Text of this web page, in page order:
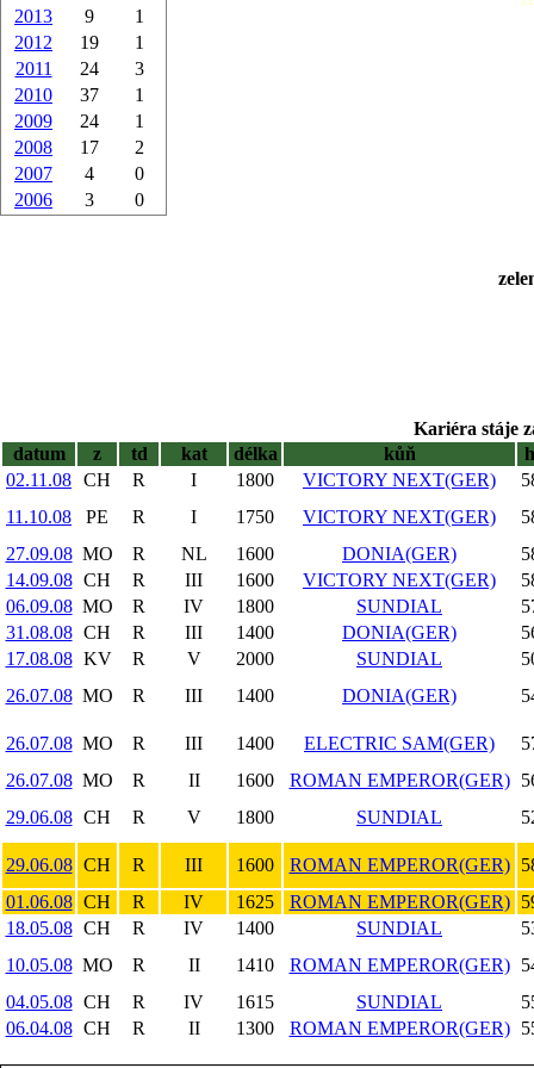
2013
9
1
2012
19
1
2011
24
3
2010
37
1
2009
24
1
2008
17
2
2007
4
0
2006
3 0
Kariéra stáje
datum
z td kat délka kůň
02.11.08 CH R I 1800 VICTORY NEXT(GER)
11.10.08
PE R I 1750 VICTORY NEXT(GER)
27.09.08 MO R NL 1600 DONIA(GER)
14.09.08 CH R III 1600 VICTORY NEXT(GER)
06.09.08 MO R IV 1800 SUNDIAL
31.08.08 CH R III 1400 DONIA(GER)
17.08.08 KV R V 2000 SUNDIAL
26.07.08 MO R III 1400 DONIA(GER)
26.07.08 MO R III 1400 ELECTRIC SAM(GER)
26.07.08 MO R II 1600 ROMAN EMPEROR(GER)
29.06.08 CH R V 1800 SUNDIAL
29.06.08 CH R III 1600 ROMAN EMPEROR(GER)
01.06.08 CH R IV 1625 ROMAN EMPEROR(GER)
18.05.08 CH R IV 1400 SUNDIAL
10.05.08 MO R II 1410 ROMAN EMPEROR(GER)
04.05.08 CH R IV 1615 SUNDIAL
06.04.08 CH R II 1300 ROMAN EMPEROR(GER)